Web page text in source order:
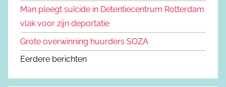
Man pleegt suïcide in Detentiecentrum Rotterdam
vlak voor zijn deportatie
Grote overwinning huurders SOZA
Eerdere berichten